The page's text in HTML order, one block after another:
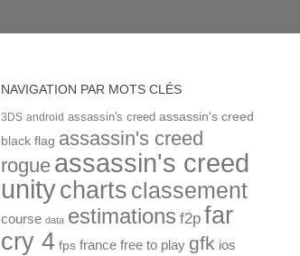
NAVIGATION PAR MOTS CLÉS
3DS android assassin's creed assassin's creed
black flag assassin's creed
rogue assassin's creed
unitycharts classement
course data estimations f2p far
cry 4 fps france free to play gfk ios